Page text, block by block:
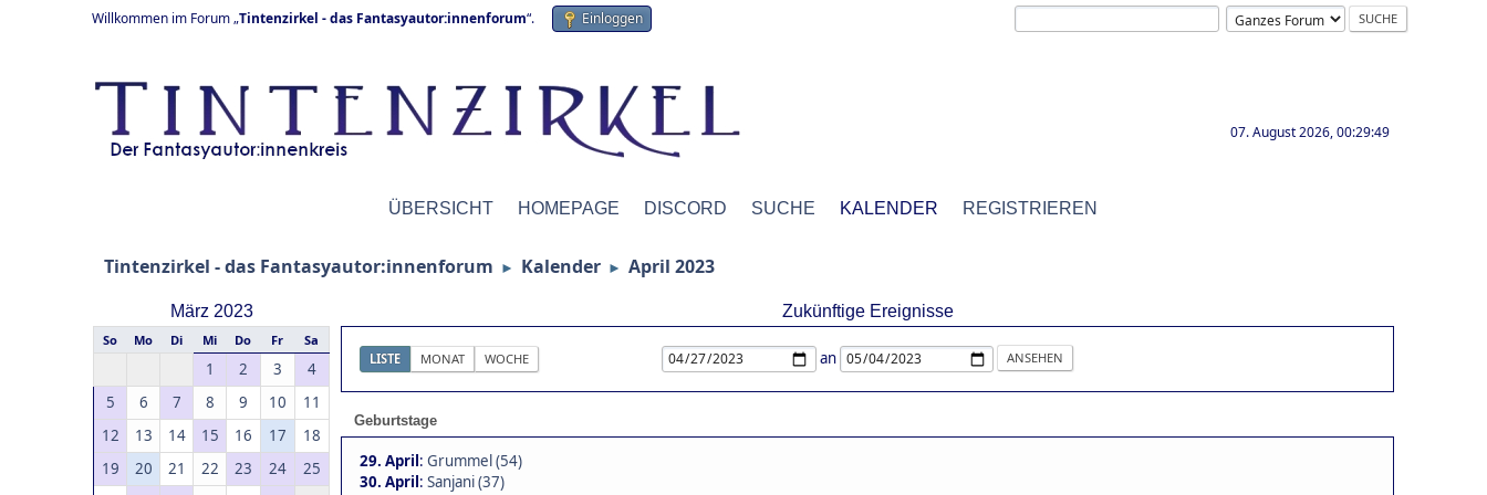
Willkommen im Forum „Tintenzirkel - das Fantasyautor:innenforum“. Einloggen
07. August 2026, 00:29:49
ÜBERSICHT HOMEPAGE DISCORD SUCHE KALENDER REGISTRIEREN
Tintenzirkel - das Fantasyautor:innenforum ► Kalender ► April 2023
März 2023
So Mo Di Mi Do Fr Sa
1 2 3
4
5
6 7 8 9 10
11
12
13 14 15 16 17
18
19
20 21 22 23 24
25
Zukünftige Ereignisse
LISTE MONAT WOCHE an
Geburtstage
29. April: Grummel (54)
30. April: Sanjani (37)